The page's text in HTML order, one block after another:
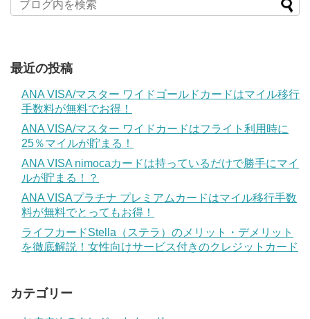
最近の投稿
ANA VISA/マスター ワイドゴールドカードはマイル移行
手数料が無料でお得！
ANA VISA/マスター ワイドカードはフライト利用時に
25％マイルが貯まる！
ANA VISA nimocaカードは持っているだけで勝手にマイ
ルが貯まる！？
ANA VISAプラチナ プレミアムカードはマイル移行手数
料が無料でとってもお得！
ライフカードStella（ステラ）のメリット・デメリット
を徹底解説！女性向けサービス付きのクレジットカード
カテゴリー